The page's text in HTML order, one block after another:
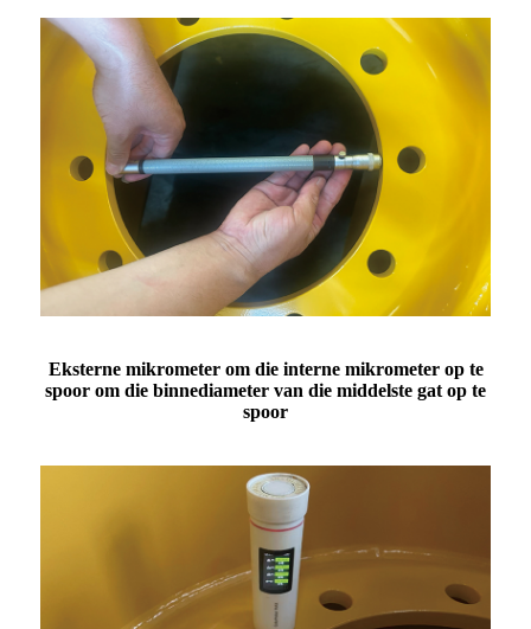
Eksterne mikrometer om die interne mikrometer op te
spoor om die binnediameter van die middelste gat op te
spoor